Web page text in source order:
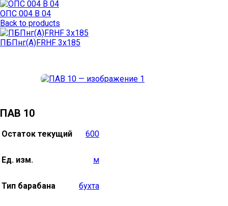
ОПС 004 В 04
Back to products
ПБПнг(А)FRHF 3х185
ПАВ 10
Остаток текущий 600
Ед. изм. м
Тип барабана бухта